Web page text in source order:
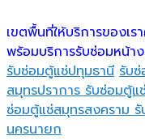
เขตพื้นที่ให้บริการของเ
พร้อมบริการรับซ่อมหน้า
รับซ่อมตู้แช่ปทุมธานี รับ
สมุทรปราการ รับซ่อมตู้แ
ซ่อมตู้แช่สมุทรสงคราม
นครนายก